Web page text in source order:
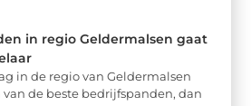
in regio Geldermalsen gaat
in de regio van Geldermalsen
de beste bedrijfspanden, dan